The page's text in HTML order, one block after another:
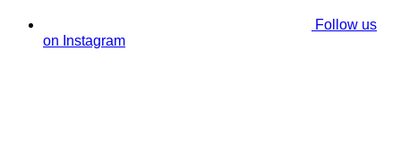
Follow us
on Instagram